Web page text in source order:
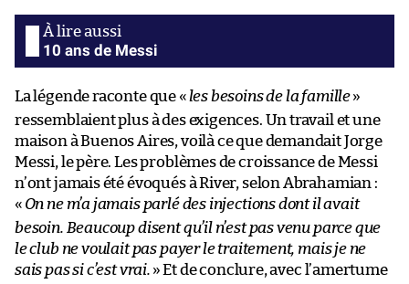
10 ans de Messi
La légende raconte que « les besoins de la famille»
ressemblaient plus à des exigences. Un travail et une
maison à Buenos Aires, voilà ce que demandait Jorge
Messi, le père. Les problèmes de croissance de Messi
n’ont jamais été évoqués à River, selon Abrahamian :
« On ne m’a jamais parlé des injections dont il avait
besoin. Beaucoup disent qu’il n’est pas venu parce que
le club ne voulait pas payer le traitement, mais je ne
sais pas si c’est vrai. » Et de conclure, avec l’amertume